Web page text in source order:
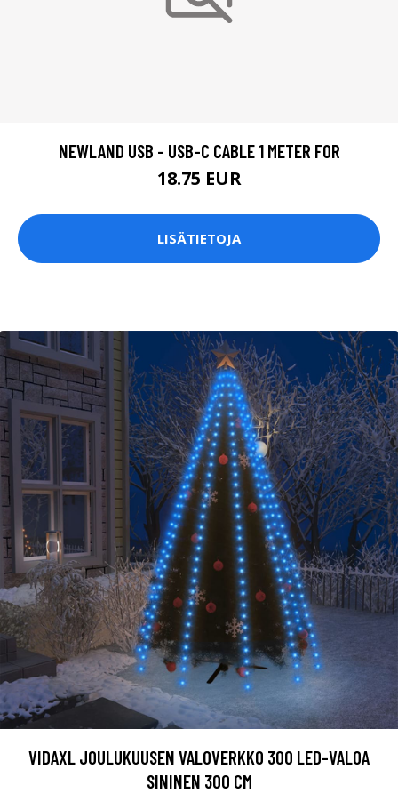
NEWLAND USB - USB-C CABLE 1 METER FOR
18.75 EUR
LISÄTIETOJA
VIDAXL JOULUKUUSEN VALOVERKKO 300 LED-VALOA
SININEN 300 CM